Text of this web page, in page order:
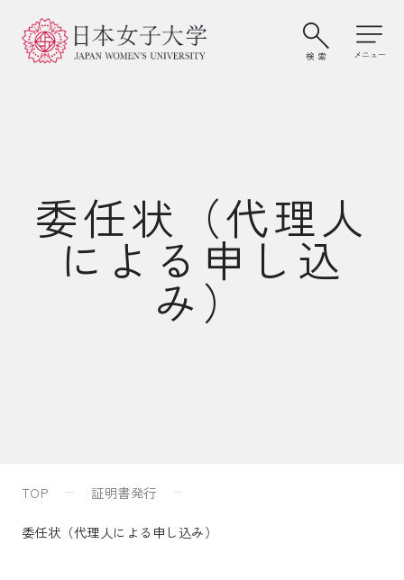
大学案内・学びの特色
委任状（代理人
による申し込
み）
TOP 証明書発行
委任状（代理人による申し込み）